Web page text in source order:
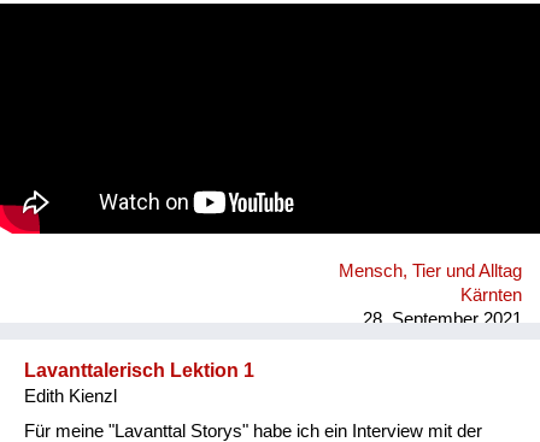
Mensch, Tier und Alltag
Kärnten
28. September 2021
Lavanttalerisch Lektion 1
Edith Kienzl
Für meine "Lavanttal Storys" habe ich ein Interview mit der